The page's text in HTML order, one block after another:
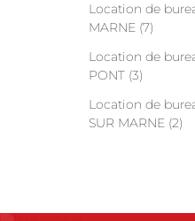
Location de
MARNE (7)
Location de
PONT (3)
Location de
SUR MARNE (2)